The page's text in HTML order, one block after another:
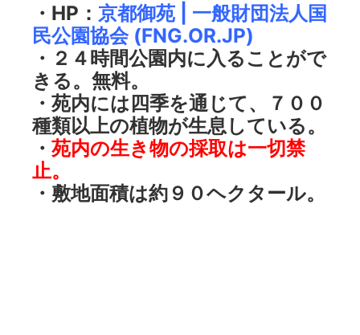
・HP： 京都御苑 | 一般財団法人国
民公園協会 (FNG.OR.JP)
・２４時間公園内に入ることがで
きる。無料。
・苑内には四季を通じて、７００
種類以上の植物が生息している。
・ 苑内の生き物の採取は一切禁
止。
・敷地面積は約９０ヘクタール。